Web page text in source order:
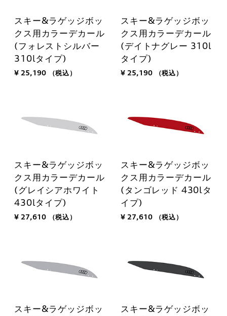
スキー&ラゲッジボッ
クス用カラーデカール
(フォレストシルバー
310lタイプ)
¥ 25,190 （税込）
スキー&ラゲッジボッ
クス用カラーデカール
(デイトナグレー 310l
タイプ)
¥ 25,190 （税込）
スキー&ラゲッジボッ
クス用カラーデカール
(グレイシアホワイト
430lタイプ)
¥ 27,610 （税込）
スキー&ラゲッジボッ
クス用カラーデカール
(タンゴレッド 430lタ
イプ)
¥ 27,610 （税込）
スキー&ラゲッジボッ
スキー&ラゲッジボッ